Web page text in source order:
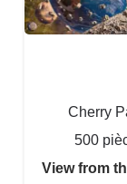
Cherry
500
View from